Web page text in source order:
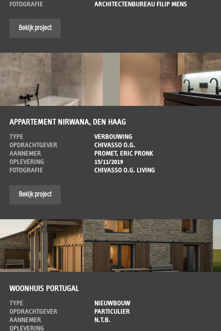
FOTOGRAFIE
ARCHITECTENBUREAU FILIP MENS
Bekijk project
APPARTEMENT NIRWANA, DEN HAAG
TYPE
VERBOUWING
OPDRACHTGEVER
CHIVASSO O.G.
AANNEMER
PROMET, ERIC PRONK
OPLEVERING
15/11/2019
FOTOGRAFIE
CHIVASSO O.G. LIVING
Bekijk project
WOONHUIS PORTUGAL
TYPE
NIEUWBOUW
OPDRACHTGEVER
PARTICULIER
AANNEMER
N.T.B.
OPLEVERING